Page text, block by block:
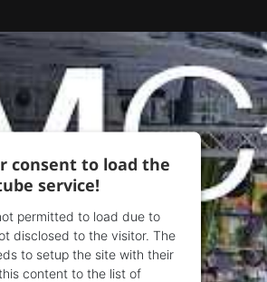
consent to load the
service!
permitted to load due to
disclosed to the visitor. The
to setup the site with their
content to the list of